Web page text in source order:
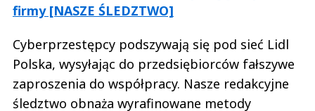
firmy [NASZE ŚLEDZTWO]
Cyberprzestępcy podszywają się pod sieć Lidl
Polska, wysyłając do przedsiębiorców fałszywe
zaproszenia do współpracy. Nasze redakcyjne
śledztwo obnaża wyrafinowane metody